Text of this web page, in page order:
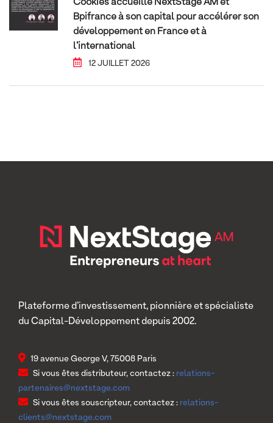
Cookies accueille NextStage AM et
Bpifrance à son capital pour accélérer son
développement en France et à
l’international
12 JUILLET 2026
Plateforme d’investissement, pionnière et spécialiste
du Capital-Développement depuis 2002.
19 avenue George V, 75008 Paris
Si vous êtes distributeur, contactez : relations-
partenaires@nextstage.com
Si vous êtes souscripteur, contactez : relations-
clients@nextstage.com